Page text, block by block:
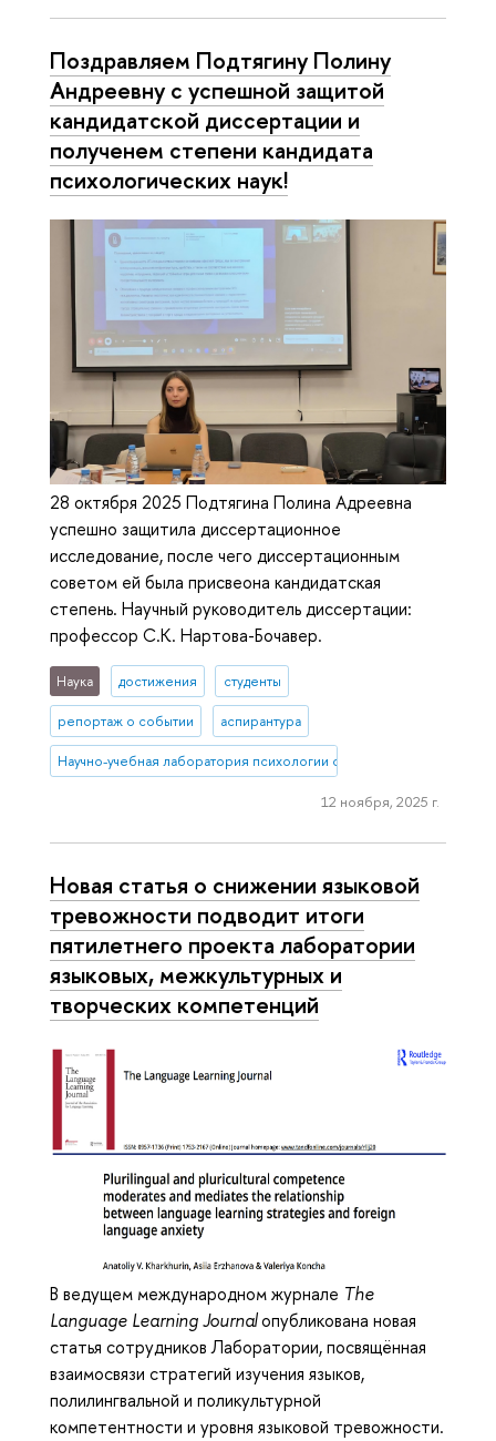
Поздравляем Подтягину Полину
Андреевну с успешной защитой
кандидатской диссертации и
полученем степени кандидата
психологических наук!
28 октября 2025 Подтягина Полина Адреевна
успешно защитила диссертационное
исследование, после чего диссертационным
советом ей была присвеона кандидатская
степень. Научный руководитель диссертации:
профессор С.К. Нартова-Бочавер.
Наука достижения студенты
репортаж о событии аспирантура
Научно-учебная лаборатория психологии салютогенной среды
12 ноября, 2025 г.
Новая статья о снижении языковой
тревожности подводит итоги
пятилетнего проекта лаборатории
языковых, межкультурных и
творческих компетенций
В ведущем международном журнале The
Language Learning Journalопубликована новая
статья сотрудников Лаборатории, посвящённая
взаимосвязи стратегий изучения языков,
полилингвальной и поликультурной
компетентности и уровня языковой тревожности.